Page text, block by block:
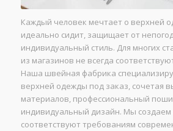
Каждый человек мечтает о верхней
идеально сидит, защищает от
индивидуальный стиль. Для многих
из магазинов не всегда
Наша швейная фабрика
верхней одежды под заказ, сочетая
материалов, профессиональный
индивидуальный дизайн. Мы создаем
соответствуют требованиям